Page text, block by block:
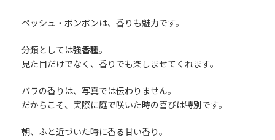
ペッシュ・ボンボンは、香りも魅力です。
分類としては強香種。
見た目だけでなく、香りでも楽しませてくれます。
バラの香りは、写真では伝わりません。
だからこそ、実際に庭で咲いた時の喜びは特別です。
朝、ふと近づいた時に香る甘い香り。